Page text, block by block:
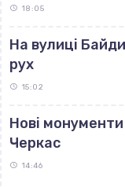
18:05
На вулиці
рух
15:02
Нові
Черкас
14:46